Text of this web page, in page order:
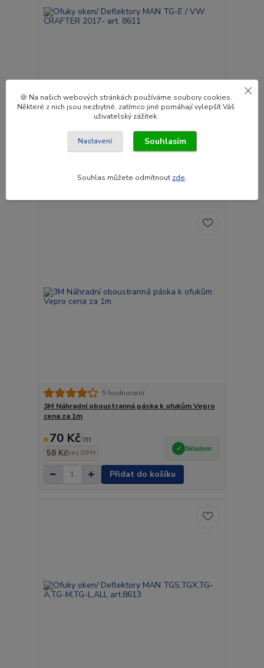
Ofuky oken/ Deflektory MAN TG-E / VW CRAFTER
1 310 Kč/pár
Skladem
Přidat do košíku
5 hodnocení
3M Náhradní oboustranná páska k ofukům Vepro
cena za 1m
70 Kč/m
58 Kčbez DPH
Skladem
Přidat do košíku
🍪 Na našich webových stránkách používáme soubory cookies.
Některé z nich jsou nezbytné, zatímco jiné pomáhají vylepšít Váš
uživatelský zážitek.
Nastavení Souhlasím
Souhlas můžete odmítnout zde.